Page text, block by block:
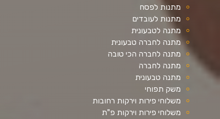
מתנות לפסח
מתנות לעובדים
מתנה לטבעונית
מתנה לחברה טבעונית
מתנה לחברה הכי טובה
מתנה לחברה
מתנה טבעונית
משק תפוחי
משלוחי פירות וירקות רחובות
משלוחי פירות וירקות פ"ת